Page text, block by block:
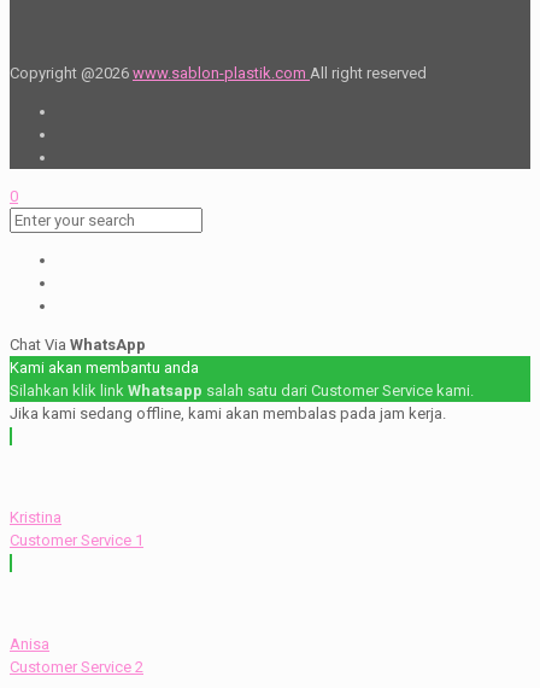
Copyright @2026 www.sablon-plastik.com All right reserved
0
Chat Via WhatsApp
Kami akan membantu anda
Silahkan klik link Whatsapp salah satu dari Customer Service kami.
Jika kami sedang offline, kami akan membalas pada jam kerja.
Kristina
Customer Service 1
Anisa
Customer Service 2